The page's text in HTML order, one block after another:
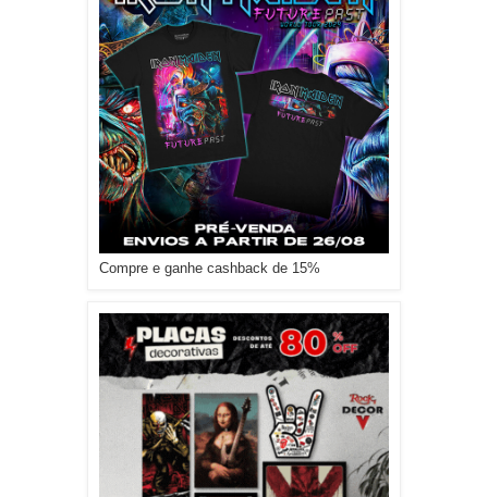
Compre e ganhe cashback de 15%